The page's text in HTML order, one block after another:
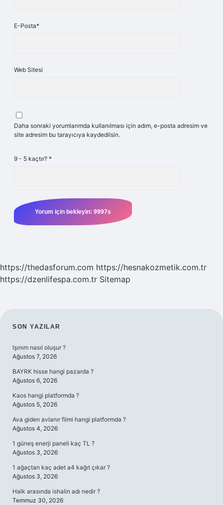
E-Posta*
Web Sitesi
Daha sonraki yorumlarımda kullanılması için adım, e-posta adresim ve
site adresim bu tarayıcıya kaydedilsin.
9 - 5 kaçtır? *
https://thedasforum.com https://hesnakozmetik.com.tr
https://dzenlifespa.com.tr Sitemap
SIDEBAR
SON YAZILAR
Işınım nasıl oluşur ?
Ağustos 7, 2026
BAYRK hisse hangi pazarda ?
Ağustos 6, 2026
Kaos hangi platformda ?
Ağustos 5, 2026
Ava giden avlanır filmi hangi platformda ?
Ağustos 4, 2026
1 güneş enerji paneli kaç TL ?
Ağustos 3, 2026
1 ağaçtan kaç adet a4 kağıt çıkar ?
Ağustos 3, 2026
Halk arasında ishalin adı nedir ?
Temmuz 30, 2026